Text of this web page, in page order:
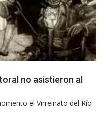
no asistieron al
el Virreinato del Río